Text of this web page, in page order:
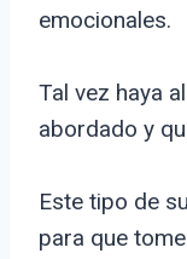
emocionales.
Tal vez haya
abordado y
Este tipo de
para que